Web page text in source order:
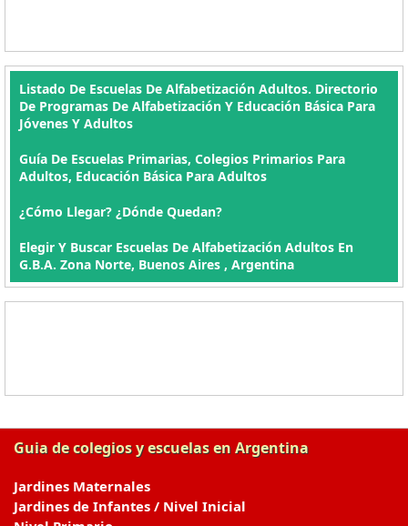
Listado De Escuelas De Alfabetización Adultos. Directorio
De Programas De Alfabetización Y Educación Básica Para
Jóvenes Y Adultos
Guía De Escuelas Primarias, Colegios Primarios Para
Adultos, Educación Básica Para Adultos
¿Cómo Llegar? ¿Dónde Quedan?
Elegir Y Buscar Escuelas De Alfabetización Adultos En
G.B.A. Zona Norte, Buenos Aires , Argentina
Guia de colegios y escuelas en Argentina
Jardines Maternales
Jardines de Infantes / Nivel Inicial